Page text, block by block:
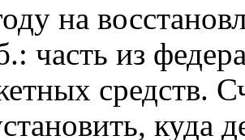
на
часть из
средств.
куда